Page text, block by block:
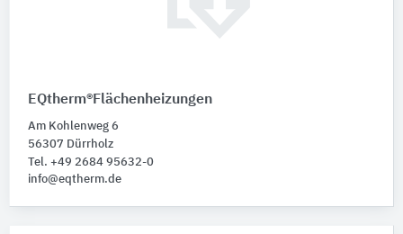
EQtherm®Flächenheizungen
Am Kohlenweg 6
56307 Dürrholz
Tel. +49 2684 95632-0
info@eqtherm.de